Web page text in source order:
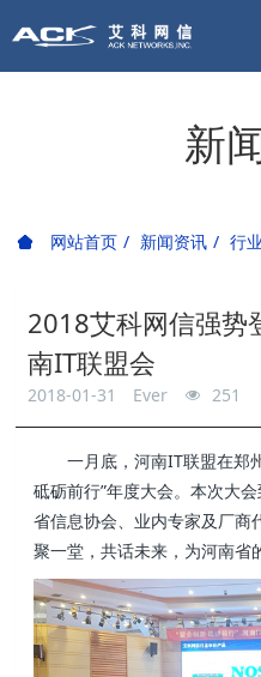
新
网站首页 新闻资讯 行
2018艾科网信强势
南IT联盟会
2018-01-31 Ever 251
一月底，河南IT联盟在郑
砥砺前行”年度大会。本次大
省信息协会、业内专家及厂商
聚一堂，共话未来，为河南省